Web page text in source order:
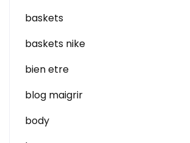
baskets
baskets nike
bien etre
blog maigrir
body